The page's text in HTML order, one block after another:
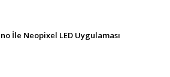
İle Neopixel LED Uygulaması